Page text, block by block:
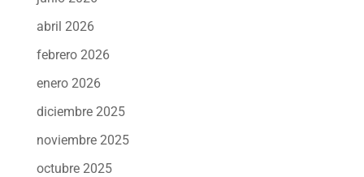
abril 2026
febrero 2026
enero 2026
diciembre 2025
noviembre 2025
octubre 2025